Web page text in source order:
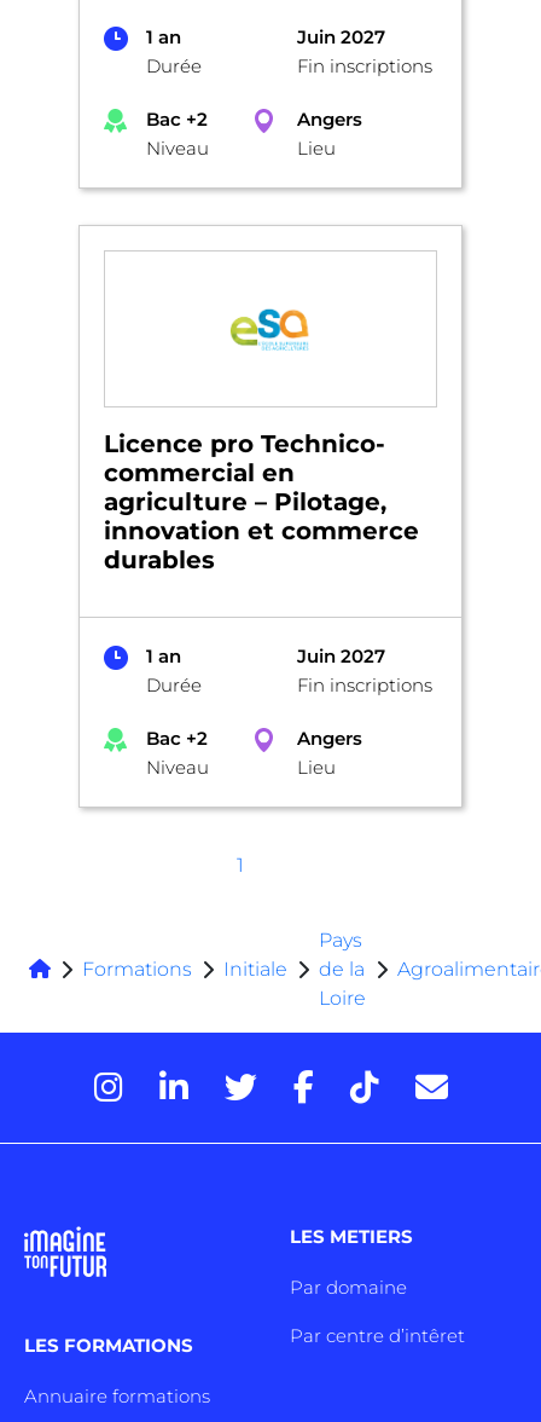
1 an
Durée
Juin 2027
Fin inscriptions
Bac +2
Niveau
Angers
Lieu
Licence pro Technico-
commercial en
agriculture – Pilotage,
innovation et commerce
durables
1 an
Durée
Juin 2027
Fin inscriptions
Bac +2
Niveau
Angers
Lieu
1
Formations Initiale
Pays
de la
Loire
LES FORMATIONS
Annuaire formations
LES METIERS
Par domaine
Par centre d’intêret